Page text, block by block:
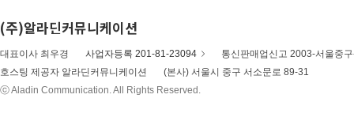
(주)알라딘커뮤니케이션
대표이사 최우경 사업자등록 201-81-23094
통신판매업신고 2003-서울중
호스팅 제공자 알라딘커뮤니케이션
(본사) 서울시 중구 서소문로 89-31
ⓒ Aladin Communication. All Rights Reserved.